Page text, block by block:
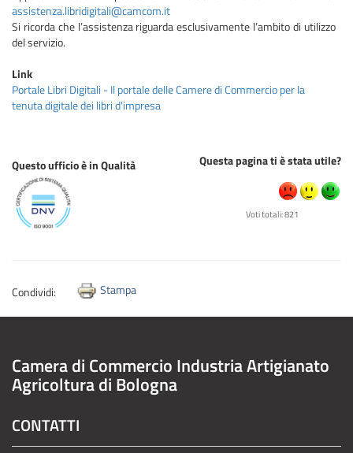
assistenza.libridigitali@camcom.it
Si ricorda che l’assistenza riguarda esclusivamente l’ambito di utilizzo
del servizio.
Link
Portale Libri Digitali - Il portale delle Camere di Commercio per la
tenuta digitale dei libri d'impresa
Questa pagina ti è stata utile?
Voti totali: 821
Questo ufficio è in Qualità
Condividi: Stampa
Camera di Commercio Industria Artigianato
Agricoltura di Bologna
CONTATTI